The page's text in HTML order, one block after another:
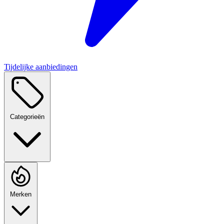
Tijdelijke aanbiedingen
Categorieën
Merken